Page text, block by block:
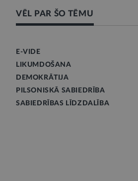
VĒL PAR ŠO TĒMU
E-VIDE
LIKUMDOŠANA
DEMOKRĀTIJA
PILSONISKĀ SABIEDRĪBA
SABIEDRĪBAS LĪDZDALĪBA